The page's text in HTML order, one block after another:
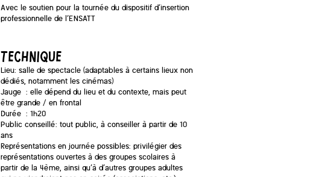
Avec le soutien pour la tournée du dispositif d’insertion
professionnelle de l’ENSATT
TECHNIQUE
Lieu: salle de spectacle (adaptables à certains lieux non
dédiés, notamment les cinémas)
Jauge : elle dépend du lieu et du contexte, mais peut
être grande / en frontal
Durée : 1h20
Public conseillé: tout public, à conseiller à partir de 10
ans
Représentations en journée possibles: privilégier des
représentations ouvertes à des groupes scolaires à
partir de la 4ème, ainsi qu’à d’autres groupes adultes